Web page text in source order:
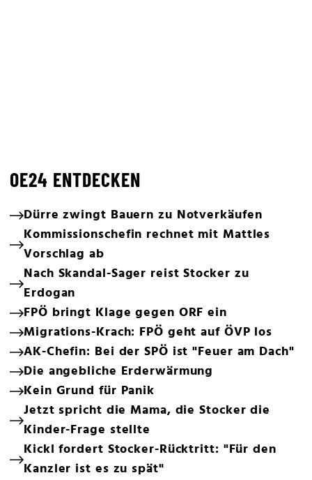
OE24 ENTDECKEN
Dürre zwingt Bauern zu Notverkäufen
Kommissionschefin rechnet mit Mattles
Vorschlag ab
Nach Skandal-Sager reist Stocker zu
Erdogan
FPÖ bringt Klage gegen ORF ein
Migrations-Krach: FPÖ geht auf ÖVP los
AK-Chefin: Bei der SPÖ ist "Feuer am Dach"
Die angebliche Erderwärmung
Kein Grund für Panik
Jetzt spricht die Mama, die Stocker die
Kinder-Frage stellte
Kickl fordert Stocker-Rücktritt: "Für den
Kanzler ist es zu spät"